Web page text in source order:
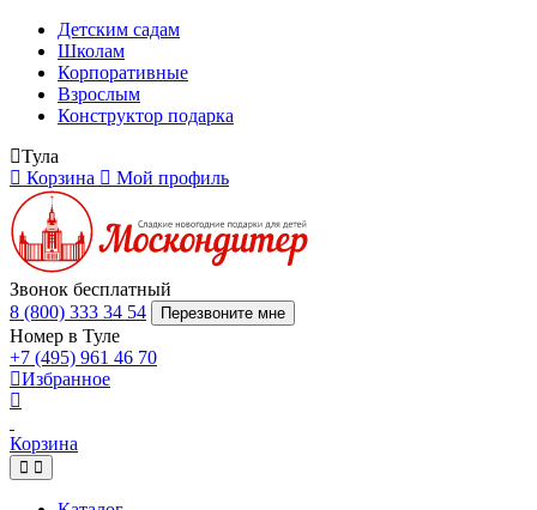
Детским садам
Школам
Корпоративные
Взрослым
Конструктор подарка
Тула
Корзина
Мой профиль
Звонок бесплатный
8 (800) 333 34 54
Перезвоните мне
Номер в Туле
+7 (495) 961 46 70
Избранное
Корзина